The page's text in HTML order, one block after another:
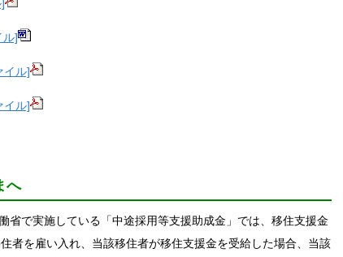
ル]
イル]
イル]
へ
省で実施している「中途採用等支援助成金」では、移住支援金
者を雇い入れ、当該移住者が移住支援金を受給した場合、当該